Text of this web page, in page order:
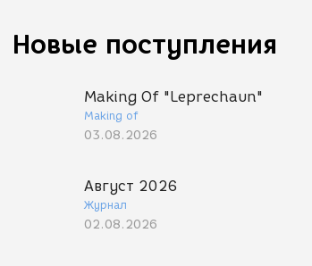
Новые поступления
Making Of "Leprechaun"
Making of
03.08.2026
Август 2026
Журнал
02.08.2026